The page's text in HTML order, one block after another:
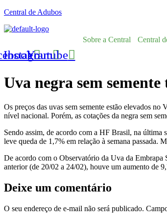
Central de Adubos
Sobre a Central Central
Instagram
Youtube
Uva negra sem
Os preços das uvas sem semente estão elevados
nível nacional. Porém, as cotações da negra sem
Sendo assim, de acordo com a HF Brasil, na última
leve queda de 1,7% em relação à semana passada.
De acordo com o Observatório da Uva da Embrapa
anterior (de 20/02 a 24/02), houve um aumento de
Deixe um comentário
O seu endereço de e-mail não será publicado.